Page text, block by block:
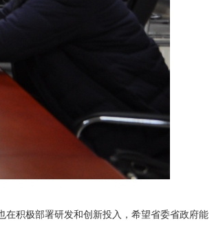
积极部署研发和创新投入，希望省委省政府能